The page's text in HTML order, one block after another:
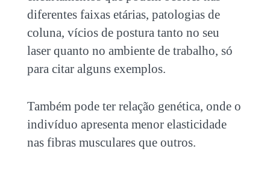
diferentes faixas etárias, patologias de
coluna, vícios de postura tanto no seu
laser quanto no ambiente de trabalho, só
para citar alguns exemplos.
Também pode ter relação genética, onde o
indivíduo apresenta menor elasticidade
nas fibras musculares que outros.